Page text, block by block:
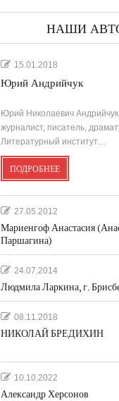
НАШИ
15.01.2018
Юрий Андрийчук
Юрий Николаевич Андрийчук
журналист, писатель,
Литературный институт…
ПОДРОБНЕЕ
27.05.2012
Мариенгоф Анастасия
Паршагина)
24.07.2014
Людмила Ларкина, г.
08.11.2018
НИКОЛАЙ БРЕДИХИН
10.10.2022
Александр Херсонов